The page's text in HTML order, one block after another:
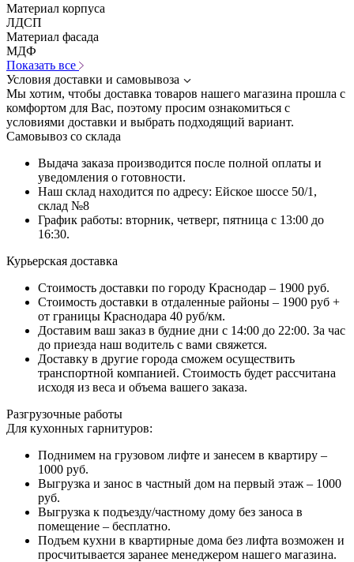
Материал корпуса
ЛДСП
Материал фасада
МДФ
Показать все
Условия доставки и самовывоза
Мы хотим, чтобы доставка товаров нашего магазина прошла с
комфортом для Вас, поэтому просим ознакомиться с
условиями доставки и выбрать подходящий вариант.
Самовывоз со склада
Выдача заказа производится после полной оплаты и
уведомления о готовности.
Наш склад находится по адресу: Ейское шоссе 50/1,
склад №8
График работы: вторник, четверг, пятница с 13:00 до
16:30.
Курьерская доставка
Стоимость доставки по городу Краснодар – 1900 руб.
Стоимость доставки в отдаленные районы – 1900 руб +
от границы Краснодара 40 руб/км.
Доставим ваш заказ в будние дни с 14:00 до 22:00. За час
до приезда наш водитель с вами свяжется.
Доставку в другие города сможем осуществить
транспортной компанией. Стоимость будет рассчитана
исходя из веса и объема вашего заказа.
Разгрузочные работы
Для кухонных гарнитуров:
Поднимем на грузовом лифте и занесем в квартиру –
1000 руб.
Выгрузка и занос в частный дом на первый этаж – 1000
руб.
Выгрузка к подъезду/частному дому без заноса в
помещение – бесплатно.
Подъем кухни в квартирные дома без лифта возможен и
просчитывается заранее менеджером нашего магазина.